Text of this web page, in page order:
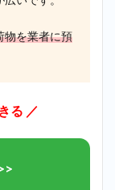
物を業者に預
る ／